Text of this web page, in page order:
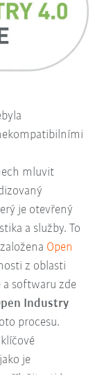
mluvit
je otevřený
a služby. To
Open
z oblasti
softwaru zde
Industry
procesu.
je